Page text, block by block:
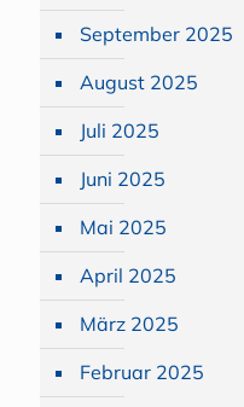
September 2025
August 2025
Juli 2025
Juni 2025
Mai 2025
April 2025
März 2025
Februar 2025